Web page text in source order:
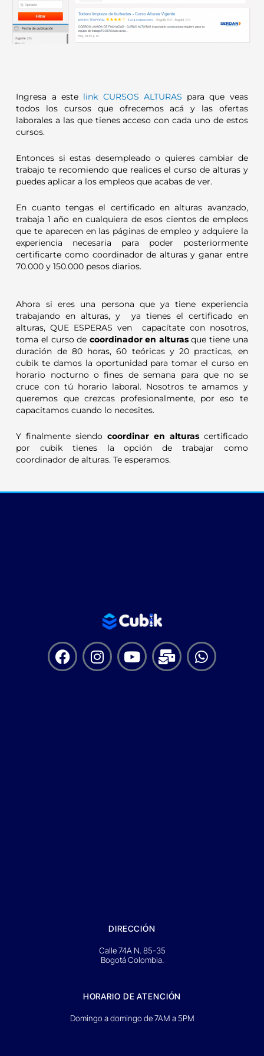
Ingresa a este link CURSOS ALTURAS para que veas
todos los cursos que ofrecemos acá y las ofertas
laborales a las que tienes acceso con cada uno de estos
cursos.
Entonces si estas desempleado o quieres cambiar de
trabajo te recomiendo que realices el curso de alturas y
puedes aplicar a los empleos que acabas de ver.
En cuanto tengas el certificado en alturas avanzado,
trabaja 1 año en cualquiera de esos cientos de empleos
que te aparecen en las páginas de empleo y adquiere la
experiencia necesaria para poder posteriormente
certificarte como coordinador de alturas y ganar entre
70.000 y 150.000 pesos diarios.
Ahora si eres una persona que ya tiene experiencia
trabajando en alturas, y ya tienes el certificado en
alturas, QUE ESPERAS ven capacítate con nosotros,
toma el curso de coordinador en alturasque tiene una
duración de 80 horas, 60 teóricas y 20 practicas, en
cubik te damos la oportunidad para tomar el curso en
horario nocturno o fines de semana para que no se
cruce con tú horario laboral. Nosotros te amamos y
queremos que crezcas profesionalmente, por eso te
capacitamos cuando lo necesites.
Y finalmente siendo coordinar en alturascertificado
por cubik tienes la opción de trabajar como
coordinador de alturas. Te esperamos.
DIRECCIÓN
Calle 74A N. 85-35
Bogotá Colombia.
HORARIO DE ATENCIÓN
Domingo a domingo de 7AM a 5PM